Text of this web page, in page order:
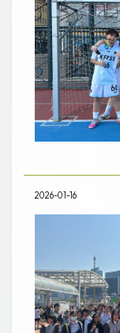
2026-01-16